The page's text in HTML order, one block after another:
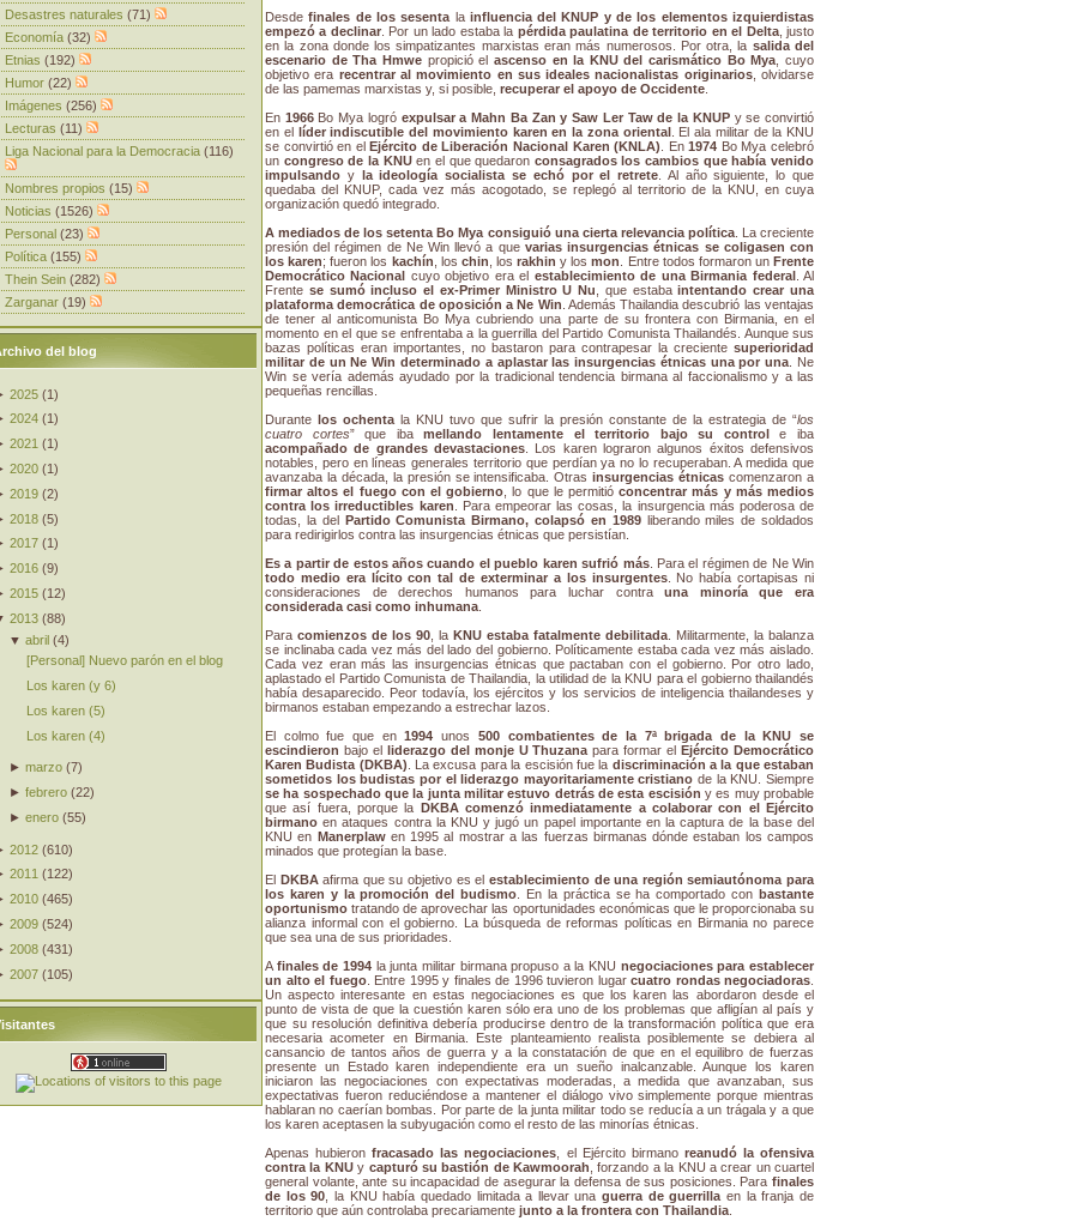
Desdefinales de los sesenta la influencia del KNUP y de los elementos izquierdistas
empezó a declinar. Por un lado estaba la pérdida paulatina de territorio en el Delta, justo
en la zona donde los simpatizantes marxistas eran más numerosos. Por otra, la salida del
escenario de Tha Hmwepropició el ascenso en la KNU del carismático Bo Mya , cuyo
objetivo era recentrar al movimiento en sus ideales nacionalistas originarios, olvidarse
de las pamemas marxistas y, si posible, recuperar el apoyo de Occidente
En 1966Bo Mya logró expulsar a Mahn Ba Zan y Saw Ler Taw de la KNUPy se convirtió
en el líder indiscutible del movimiento karen en la zona oriental. El ala militar de la KNU
se convirtió en elEjército de Liberación Nacional Karen (KNLA) . En1974 Bo Mya celebró
un congreso de la KNUen el que quedaron consagrados los cambios que había venido
impulsando y la ideología socialista se echó por el retrete . Al año siguiente, lo que
quedaba del KNUP, cada vez más acogotado, se replegó al territorio de la KNU, en cuya
organización quedó integrado.
A mediados de los setenta Bo Mya consiguió una cierta relevancia política. La creciente
presión del régimen de Ne Win llevó a que varias insurgencias étnicas se coligasen con
los karen; fueron los kachín , los chin , los rakhin y losmon . Entre todos formaron un Frente
Democrático Nacional cuyo objetivo era el establecimiento de una Birmania federal. Al
Frente se sumó incluso el ex-Primer Ministro U Nu , que estabaintentando crear una
plataforma democrática de oposición a Ne Win . Además Thailandia descubrió las ventajas
de tener al anticomunista Bo Mya cubriendo una parte de su frontera con Birmania, en el
momento en el que se enfrentaba a la guerrilla del Partido Comunista Thailandés. Aunque sus
bazas políticas eran importantes, no bastaron para contrapesar la creciente superioridad
militar de un Ne Win determinado a aplastar las insurgencias étnicas una por una . Ne
Win se vería además ayudado por la tradicional tendencia birmana al faccionalismo y a las
pequeñas rencillas.
Durante los ochenta la KNU tuvo que sufrir la presión constante de la estrategia de “los
cuatro cortes” que ibamellando lentamente el territorio bajo su controle iba
acompañado de grandes devastaciones . Los karen lograron algunos éxitos defensivos
notables, pero en líneas generales territorio que perdían ya no lo recuperaban. A medida que
avanzaba la década, la presión se intensificaba. Otrasinsurgencias étnicas comenzaron a
firmar altos el fuego con el gobierno , lo que le permitióconcentrar más y más medios
contra los irreductibles karen . Para empeorar las cosas, la insurgencia más poderosa de
todas, la del Partido Comunista Birmano, colapsó en 1989liberando miles de soldados
para redirigirlos contra las insurgencias étnicas que persistían.
Es a partir de estos años cuando el pueblo karen sufrió más. Para el régimen de Ne Win
todo medio era lícito con tal de exterminar a los insurgentes. No había cortapisas ni
consideraciones de derechos humanos para luchar contrauna minoría que era
considerada casi como inhumana
Para comienzos de los 90 , la KNU estaba fatalmente debilitada . Militarmente, la balanza
se inclinaba cada vez más del lado del gobierno. Políticamente estaba cada vez más aislado.
Cada vez eran más las insurgencias étnicas que pactaban con el gobierno. Por otro lado,
aplastado el Partido Comunista de Thailandia, la utilidad de la KNU para el gobierno thailandés
había desaparecido. Peor todavía, los ejércitos y los servicios de inteligencia thailandeses y
birmanos estaban empezando a estrechar lazos.
El colmo fue que en1994 unos 500 combatientes de la 7ª brigada de la KNU se
escindieron bajo el liderazgo del monje U Thuzana para formar elEjército Democrático
Karen Budista (DKBA) . La excusa para la escisión fue la discriminación a la que estaban
sometidos los budistas por el liderazgo mayoritariamente cristiano de la KNU. Siempre
se ha sospechado que la junta militar estuvo detrás de esta escisión y es muy probable
que así fuera, porque la DKBA comenzó inmediatamente a colaborar con el Ejército
birmano en ataques contra la KNU y jugó un papel importante en la captura de la base del
KNU en Manerplawen 1995 al mostrar a las fuerzas birmanas dónde estaban los campos
minados que protegían la base.
El DKBAafirma que su objetivo es el establecimiento de una región semiautónoma para
los karen y la promoción del budismo . En la práctica se ha comportado conbastante
oportunismo tratando de aprovechar las oportunidades económicas que le proporcionaba su
alianza informal con el gobierno. La búsqueda de reformas políticas en Birmania no parece
que sea una de sus prioridades.
A finales de 1994la junta militar birmana propuso a la KNU negociaciones para establecer
un alto el fuego. Entre 1995 y finales de 1996 tuvieron lugar cuatro rondas negociadoras
Un aspecto interesante en estas negociaciones es que los karen las abordaron desde el
punto de vista de que la cuestión karen sólo era uno de los problemas que afligían al país y
que su resolución definitiva debería producirse dentro de la transformación política que era
necesaria acometer en Birmania. Este planteamiento realista posiblemente se debiera al
cansancio de tantos años de guerra y a la constatación de que en el equilibro de fuerzas
presente un Estado karen independiente era un sueño inalcanzable. Aunque los karen
iniciaron las negociaciones con expectativas moderadas, a medida que avanzaban, sus
expectativas fueron reduciéndose a mantener el diálogo vivo simplemente porque mientras
hablaran no caerían bombas. Por parte de la junta militar todo se reducía a un trágala y a que
los karen aceptasen la subyugación como el resto de las minorías étnicas.
Apenas hubieronfracasado las negociaciones , el Ejército birmano reanudó la ofensiva
contra la KNUy capturó su bastión de Kawmoorah , forzando a la KNU a crear un cuartel
general volante, ante su incapacidad de asegurar la defensa de sus posiciones. Para finales
de los 90 , la KNU había quedado limitada a llevar unaguerra de guerrilla en la franja de
territorio que aún controlaba precariamente junto a la frontera con Thailandia
Desastres naturales (71)
Economía (32)
Etnias (192)
Humor (22)
Imágenes (256)
Lecturas (11)
Liga Nacional para la Democracia (116)
Nombres propios (15)
Noticias (1526)
Personal (23)
Política (155)
Thein Sein (282)
Zarganar (19)
del blog
2025 (1)
2024 (1 )
2021 (1)
2020 (1)
2019 (2)
2018 (5)
2017 (1 )
2016 (9)
2015 (12)
2013 (88)
▼abril (4)
[Personal] Nuevo parón en el blog
Los karen (y 6)
Los karen (5)
Los karen (4)
►marzo (7)
►febrero (22)
►enero (55)
2012 (610)
2011 (122)
2010 (465)
2009 (524)
2008 (431)
2007 (105)